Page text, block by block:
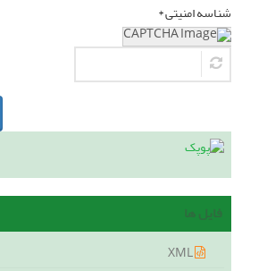
شناسه امنیتی *
فایل ها